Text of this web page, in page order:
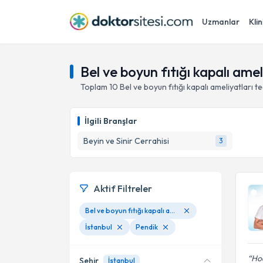
Uzmanlar
Bel ve boyun fıtığı kapalı
Toplam 10 Bel ve boyun fıtığı kapalı ameliyatları
İlgili Branşlar
Beyin ve Sinir Cerrahisi
3
Aktif Filtreler
Bel ve boyun fıtığı kapalı ameliyatları
İstanbul
Pendik
Şehir İstanbul